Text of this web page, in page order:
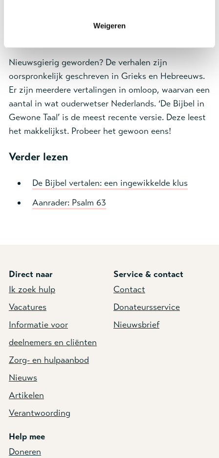
Weigeren
Christus als je voorbeeld. En ook hier geldt: het gaat
Nieuwsgierig geworden? De verhalen zijn
oorspronkelijk geschreven in Grieks en Hebreeuws.
Er zijn meerdere vertalingen in omloop, waarvan een
aantal in wat ouderwetser Nederlands. ‘De Bijbel in
Gewone Taal’ is de meest recente versie. Deze leest
het makkelijkst. Probeer het gewoon eens!
Verder lezen
De Bijbel vertalen: een ingewikkelde klus
Aanrader: Psalm 63
Direct naar
Ik zoek hulp
Vacatures
Informatie voor
deelnemers en cliënten
Zorg- en hulpaanbod
Nieuws
Artikelen
Verantwoording
Service & contact
Contact
Donateursservice
Nieuwsbrief
Help mee
Doneren